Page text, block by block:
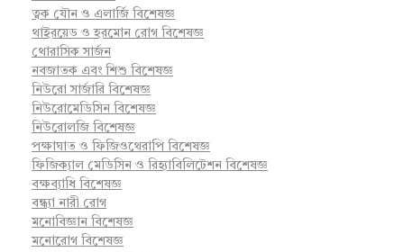
ত্বক যৌন ও এলার্জি বিশেষজ্ঞ
থাইরয়েড ও হরমোন রোগ বিশেষজ্ঞ
থোরাসিক সার্জন
নবজাতক এবং শিশু বিশেষজ্ঞ
নিউরো সার্জারি বিশেষজ্ঞ
নিউরোমেডিসিন বিশেষজ্ঞ
নিউরোলজি বিশেষজ্ঞ
পক্ষাঘাত ও ফিজিওথেরাপি বিশেষজ্ঞ
ফিজিক্যাল মেডিসিন ও রিহ্যাবিলিটেশন বিশেষজ্ঞ
বক্ষব্যাধি বিশেষজ্ঞ
বন্ধ্যা নারী রোগ
মনোবিজ্ঞান বিশেষজ্ঞ
মনোরোগ বিশেষজ্ঞ